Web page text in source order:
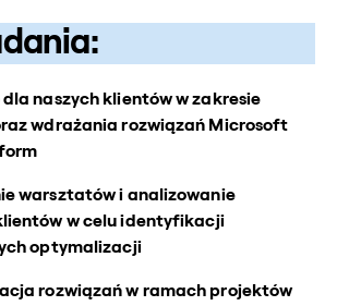
naszych klientów w zakresie
wdrażania rozwiązań Microsoft
warsztatów i analizowanie
w celu identyfikacji
optymalizacji
rozwiązań w ramach projektów